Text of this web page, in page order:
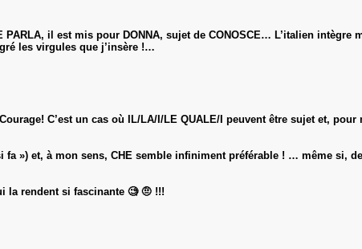
il est mis pour DONNA, sujet de CONOSCE… L’italien intègre
les virgules que j’insère !…
C’est un cas où IL/LA/I/LE QUALE/I peuvent être sujet et,
») et, à mon sens, CHE semble infiniment préférable ! … même si,
la rendent si fascinante 🧐 🤨 !!!